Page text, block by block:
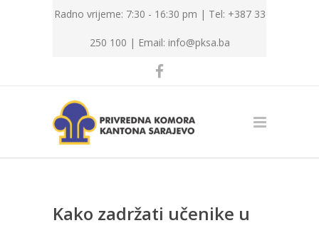
Radno vrijeme: 7:30 - 16:30 pm | Tel: +387 33
250 100 | Email: info@pksa.ba
Kako zadržati učenike u